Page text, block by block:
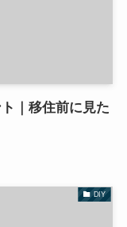
｜移住前に見た
DIY